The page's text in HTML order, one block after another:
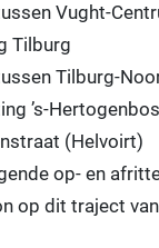
Vught-
Tilburg
Tilburg-
’s-
(Helvoirt)
op- en
op dit traject